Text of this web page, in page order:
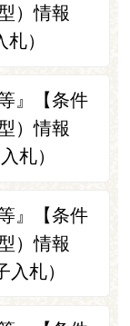
）情報
）
』【条件
）情報
札）
』【条件
）情報
札）